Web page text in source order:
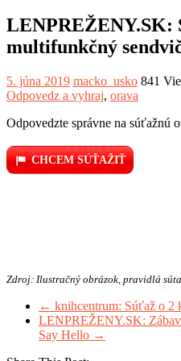
LENPREŽENY.SK:
multifunkčný
5. júna 2019 macko_usko 841
Odpovedz a vyhraj, orava
Odpovedzte správne na súťažnú
CHCEM SÚŤAŽIŤ
Zdroj: Ilustračný obrázok, pravidlá
← knihcentrum: Súťaž o 2
LENPREŽENY.SK:
Say Hello →